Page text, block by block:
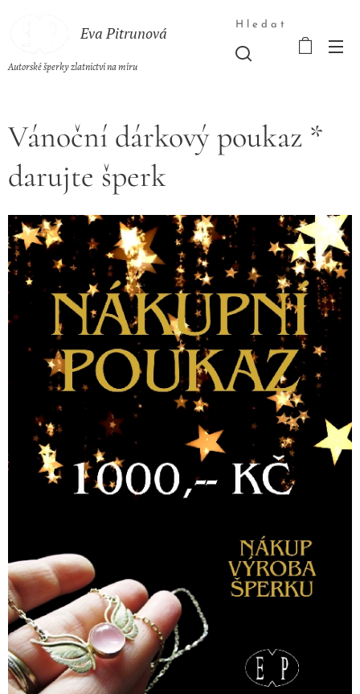
Eva Pitrunová
Autorské šperky zlatnictví na míru
Hledat
Vánoční dárkový poukaz *
darujte šperk